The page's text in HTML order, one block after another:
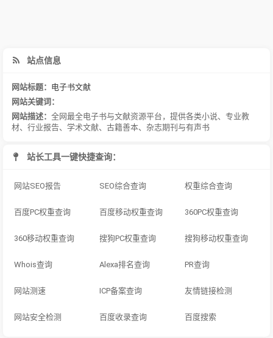
站点信息
网站标题： 电子书文献
网站关键词：
网站描述： 全网最全电子书与文献资源平台，提供各类小说、专业教
材、行业报告、学术文献、古籍善本、杂志期刊与有声书
站长工具一键快捷查询：
网站SEO报告 SEO综合查询 权重综合查询
百度PC权重查询 百度移动权重查询 360PC权重查询
360移动权重查询 搜狗PC权重查询 搜狗移动权重查询
Whois查询 Alexa排名查询 PR查询
网站测速 ICP备案查询 友情链接检测
网站安全检测 百度收录查询 百度搜索